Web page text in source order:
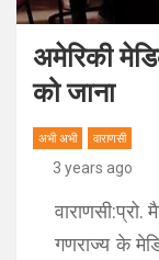
अमेरिकी
को जाना
अभी अभी वाराणसी
3 years ago
वाराणसी:प्रो.
गणराज्य के